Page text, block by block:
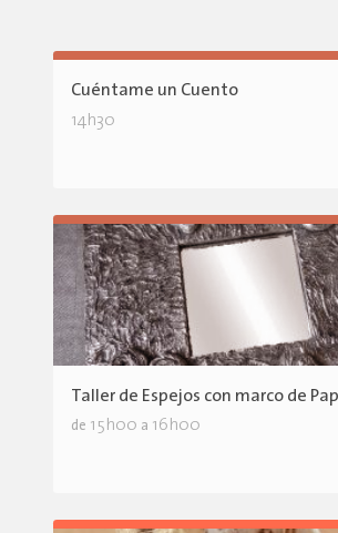
Cuéntame un Cuento
14h30
Taller de Espejos con marco de
de 15h00 a 16h00